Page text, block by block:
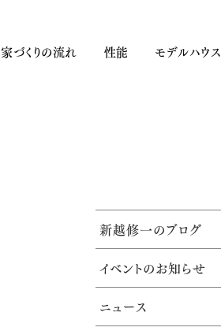
家づくりの流れ 性能 モデルハウス
新越修一のブログ
イベントのお知らせ
ニュース